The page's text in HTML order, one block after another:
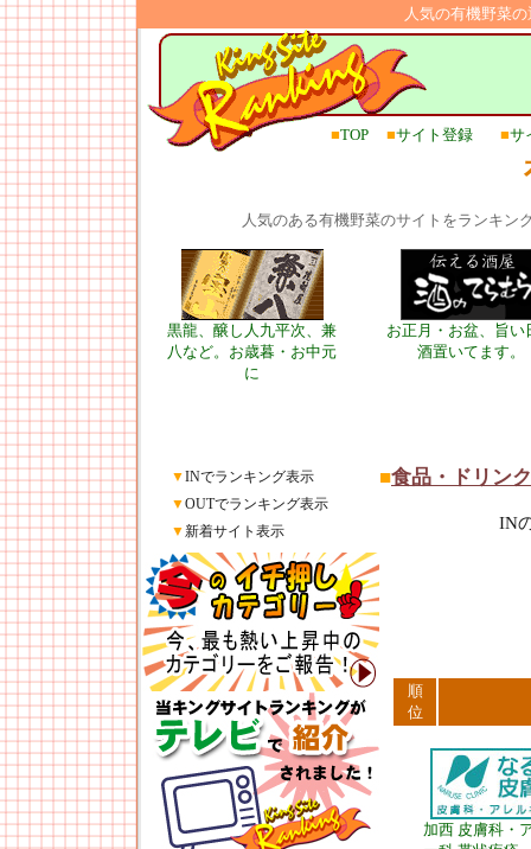
人気の有機野菜
■TOP ■サイト登録 ■サ
人気のある有機野菜のサイトをランキン
黒龍、醸し人九平次、兼
八など。お歳暮・お中元
に
お正月・お盆、旨い
酒置いてます。
▼INでランキング表示
▼OUTでランキング表示
▼新着サイト表示
■食品・ドリンク
IN
順
位
加西 皮膚科・